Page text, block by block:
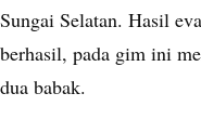
Sungai Selatan. Hasil
berhasil, pada gim ini
dua babak.